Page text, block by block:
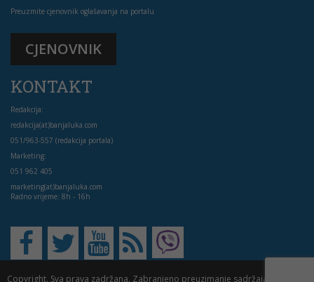
Preuzmite cjenovnik oglašavanja na portalu
CJENOVNIK
KONTAKT
Redakcija:
redakcija(at)banjaluka.com
051/963-557 (redakcija portala)
Marketing:
051 962 405
marketing(at)banjaluka.com
Radno vrijeme: 8h - 16h
Copyright. Sva prava zadržana. Zabranjeno preuzimanje sadržaja bez